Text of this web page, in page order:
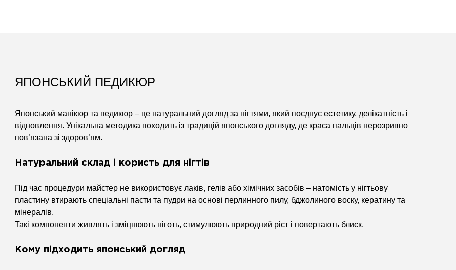
ЯПОНСЬКИЙ ПЕДИКЮР
Японський манікюр та педикюр – це натуральний догляд за нігтями, який поєднує естетику, делікатність і
відновлення. Унікальна методика походить із традицій японського догляду, де краса пальців нерозривно
пов’язана зі здоров’ям.
Натуральний склад і користь для нігтів
Під час процедури майстер не використовує лаків, гелів або хімічних засобів – натомість у нігтьову
пластину втирають спеціальні пасти та пудри на основі перлинного пилу, бджолиного воску, кератину та
мінералів.
Такі компоненти живлять і зміцнюють ніготь, стимулюють природний ріст і повертають блиск.
Кому підходить японський догляд